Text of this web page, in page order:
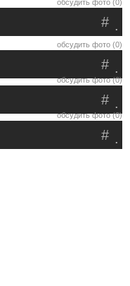
обсудить фото (0)
.
#
обсудить фото (0)
.
#
обсудить фото (0)
.
#
обсудить фото (0)
.
#